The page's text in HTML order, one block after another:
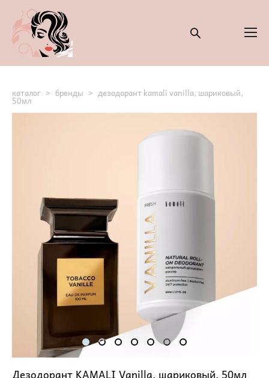
каталог > бренды > дезодорант kamali vanilla, шариковый,
50мл
Дезодорант KAMALI Vanilla, шариковый, 50мл